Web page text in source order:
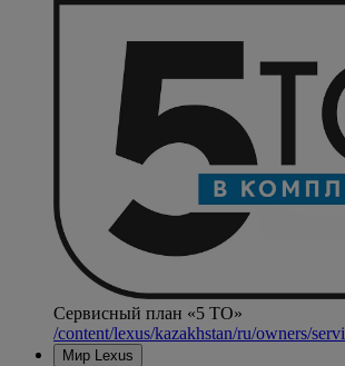
Сервисный план «5 ТО»
/content/lexus/kazakhstan/ru/owners/
Мир Lexus